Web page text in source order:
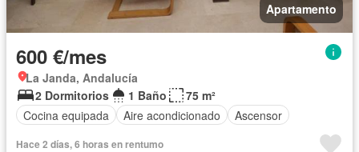
Apartamento
600 €/mes
La Janda, Andalucía
2 Dormitorios
1 Baño
75 m²
Cocina equipada
Aire acondicionado Ascensor
Hace 2 días, 6 horas en rentumo